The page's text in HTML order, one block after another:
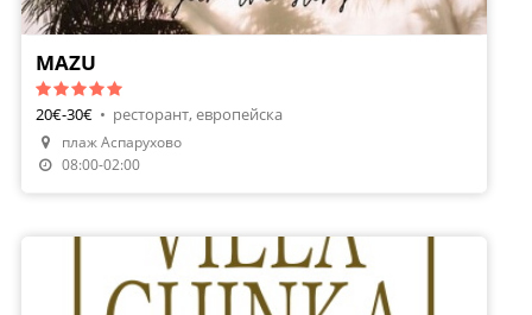
MAZU
20€-30€ • ресторант, европейска
плаж Аспарухово
08:00-02:00